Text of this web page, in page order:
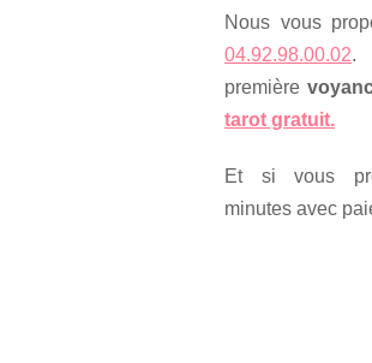
Nous vous
04.92.98.00.02.
première
tarot gratuit.
Et si vous
minutes avec